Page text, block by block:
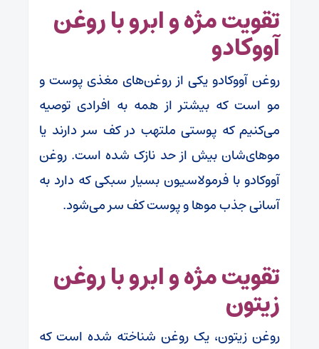
تقویت مژه و ابرو با روغن
آووکادو
روغن آووکادو یکی از روغن‌های مغذی پوست و
مو است که بیشتر از همه به افرادی توصیه
می‌کنیم که پوستی ملتهب در کف سر دارند یا
موهای‌شان بیش از حد نازک شده‌ است. روغن
آووکادو با فرمولاسیون بسیار سبکی که دارد به
آسانی جذب موها و پوست کف سر می‌شود.
تقویت مژه و ابرو با روغن
زیتون
روغن زیتون، یک روغن شناخته شده است که